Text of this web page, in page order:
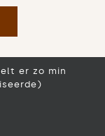
| BTW
er zo min